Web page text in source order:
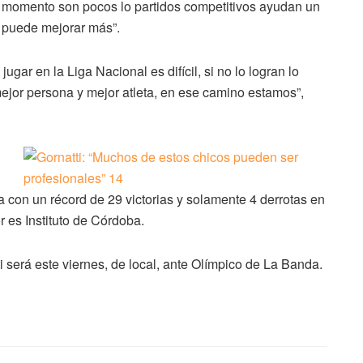
son pocos lo partidos competitivos ayudan un
mejorar más”.
en la Liga Nacional es difícil, si no lo logran lo
persona y mejor atleta, en ese camino estamos”,
un récord de 29 victorias y solamente 4 derrotas en
es Instituto de Córdoba.
este viernes, de local, ante Olímpico de La Banda.